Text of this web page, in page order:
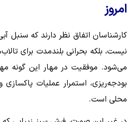
امروز
کارشناسان اتفاق نظر دارند که
نیست، بلکه بحرانی بلندمدت برای
می‌شود. موفقیت در مهار این گونه
بودجه‌ریزی، استمرار عملیات
محلی است.